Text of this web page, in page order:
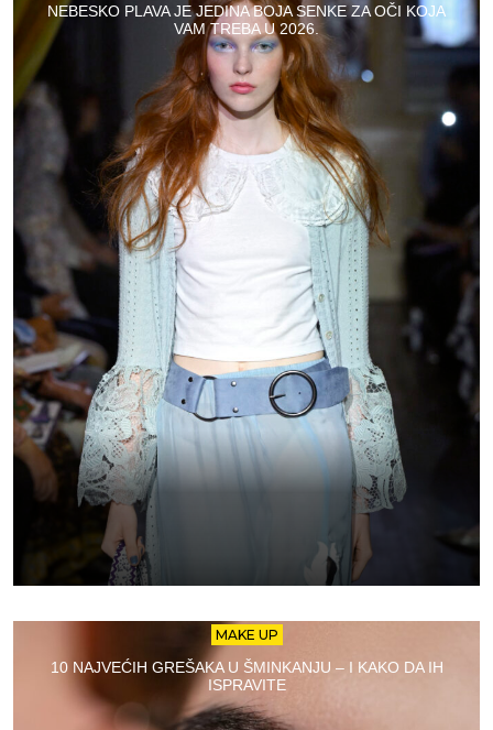
NEBESKO PLAVA JE JEDINA BOJA SENKE ZA OČI KOJA
VAM TREBA U 2026.
MAKE UP
10 NAJVEĆIH GREŠAKA U ŠMINKANJU – I KAKO DA IH
ISPRAVITE